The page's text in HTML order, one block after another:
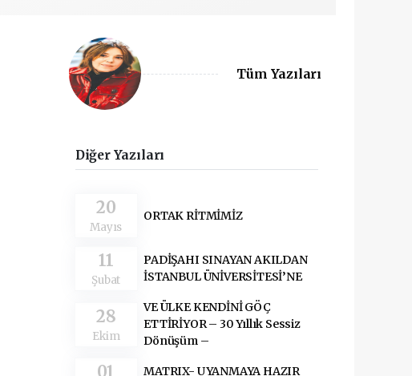
Tüm Yazıları
Diğer Yazıları
20
Mayıs
ORTAK RİTMİMİZ
11
Şubat
PADİŞAHI SINAYAN AKILDAN
İSTANBUL ÜNİVERSİTESİ’NE
28
Ekim
VE ÜLKE KENDİNİ GÖÇ
ETTİRİYOR – 30 Yıllık Sessiz
Dönüşüm –
01
MATRIX- UYANMAYA HAZIR